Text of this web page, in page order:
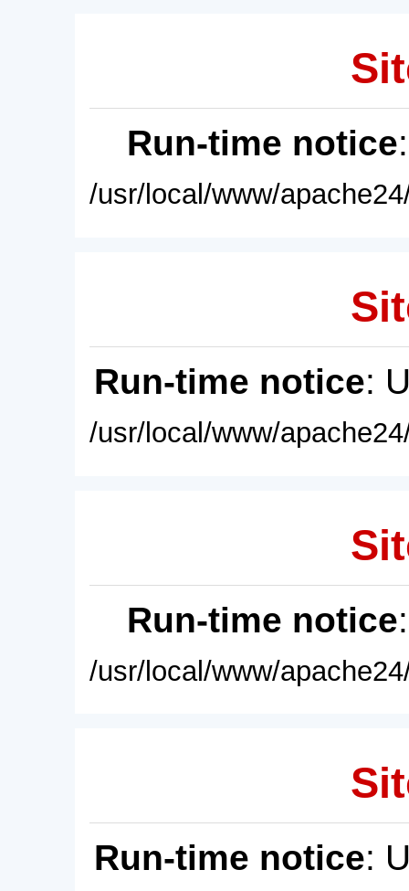
Run-time notice
/usr/local/www/
Run-time notice:
/usr/local/www/
Run-time notice
/usr/local/www/
Run-time notice: